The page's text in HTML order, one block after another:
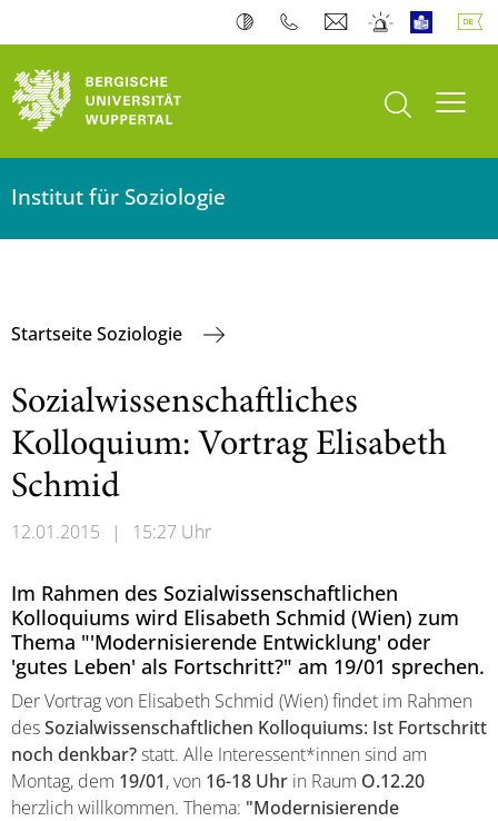
Suche öffnen
Institut für Soziologie
Startseite Soziologie
Sozialwissenschaftliches
Kolloquium: Vortrag Elisabeth
Schmid
12.01.2015 | 15:27 Uhr
Im Rahmen des Sozialwissenschaftlichen
Kolloquiums wird Elisabeth Schmid (Wien) zum
Thema "'Modernisierende Entwicklung' oder
'gutes Leben' als Fortschritt?" am 19/01 sprechen.
Der Vortrag von Elisabeth Schmid (Wien) findet im Rahmen
desSozialwissenschaftlichen Kolloquiums: Ist Fortschritt
noch denkbar?statt. Alle Interessent*innen sind am
Montag, dem 19/01,von 16-18 Uhr in Raum O.12.20
herzlich willkommen. Thema: "Modernisierende